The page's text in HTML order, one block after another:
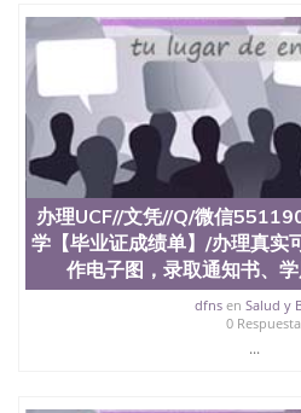
551190476办国外文凭可找工
外大学有毕业证QQ微信
格QQ微信551190476国外编号
办理国外文凭要交定金吗QQ
查文凭QQ微信551190476网上
微信551190476学士学位证书
551190476 国外资格证书办理
办理学历认证QQ微信
QQ微信551190476 圣何塞州
University, 又译为“圣荷西州立
年，简称SJSU，是加州历史
西地区的公立大学之一。位于
心，占地154公顷。它是一所
名综合性公立大学，它以极高
茅的毕业薪资，浓厚的多元化
教育质量，被《福克斯》杂志
办理UCF//文凭//Q/微信
学【毕业证成绩单】/办理真实
作电子图，录取通知书、
dfnsen Salud y
0
...